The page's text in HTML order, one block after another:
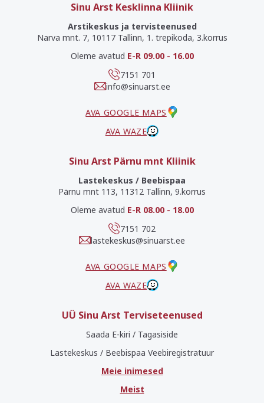
Sinu Arst Kesklinna Kliinik
Arstikeskus ja tervisteenused
Narva mnt. 7, 10117 Tallinn, 1. trepikoda, 3.korrus
Oleme avatud E-R 09.00 - 16.00
7151 701
info@sinuarst.ee
AVA GOOGLE MAPS
AVA WAZE
Sinu Arst Pärnu mnt Kliinik
Lastekeskus / Beebispaa
Pärnu mnt 113, 11312 Tallinn, 9.korrus
Oleme avatud E-R 08.00 - 18.00
7151 702
lastekeskus@sinuarst.ee
AVA GOOGLE MAPS
AVA WAZE
UÜ Sinu Arst Terviseteenused
Saada E-kiri / Tagasiside
Lastekeskus / Beebispaa Veebiregistratuur
Meie inimesed
Meist